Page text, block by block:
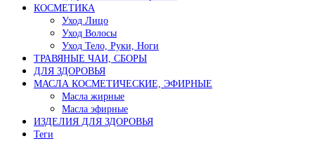
КОСМЕТИКА
Уход Лицо
Уход Волосы
Уход Тело, Руки, Ноги
ТРАВЯНЫЕ ЧАИ, СБОРЫ
ДЛЯ ЗДОРОВЬЯ
МАСЛА КОСМЕТИЧЕСКИЕ, ЭФИРНЫЕ
Масла жирные
Масла эфирные
ИЗДЕЛИЯ ДЛЯ ЗДОРОВЬЯ
Теги